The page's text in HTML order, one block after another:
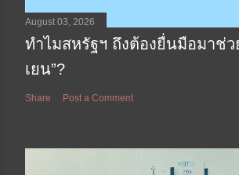
August 03, 2026
ทำไมสหรัฐฯ ถึงต้องยื่นมือมาช่ว
เยน”?
Share Post a Comment